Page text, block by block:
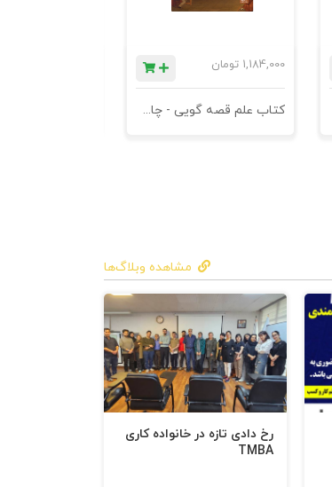
1,184,000 تومان
کتاب علم قصه گویی - چاپ سوم
مشاهده وبلاگ‌ها
رخ دادی تازه در خانواده کاری
TMBA